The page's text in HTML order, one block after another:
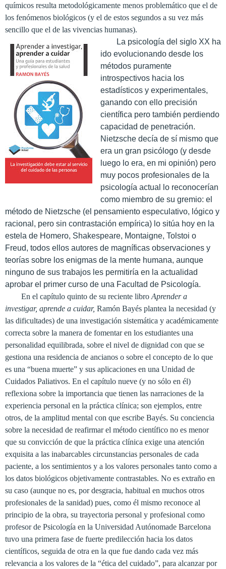
químicos resulta metodológicamente menos problemático que el de
los fenómenos biológicos (y el de estos segundos a su vez más
sencillo que el de las vivencias humanas).
La psicología del siglo XX ha
ido evolucionando desde los
métodos puramente
introspectivos hacia los
estadísticos y experimentales,
ganando con ello precisión
científica pero también perdiendo
capacidad de penetración.
Nietzsche decía de sí mismo que
era un gran psicólogo (y desde
luego lo era, en mi opinión) pero
muy pocos profesionales de la
psicología actual lo reconocerían
como miembro de su gremio: el
método de Nietzsche (el pensamiento especulativo, lógico y
racional, pero sin contrastación empírica) lo sitúa hoy en la
estela de Homero, Shakespeare, Montaigne, Tolstoi o
Freud, todos ellos autores de magníficas observaciones y
teorías sobre los enigmas de la mente humana, aunque
ninguno de sus trabajos les permitiría en la actualidad
aprobar el primer curso de una Facultad de Psicología.
En el capítulo quinto de su reciente libro Aprender a
investigar, aprende a cuidar, Ramón Bayés plantea la necesidad (y
las dificultades) de una investigación sistemática y académicamente
correcta sobre la manera de fomentar en los estudiantes una
personalidad equilibrada, sobre el nivel de dignidad con que se
gestiona una residencia de ancianos o sobre el concepto de lo que
es una “buena muerte” y sus aplicaciones en una Unidad de
Cuidados Paliativos. En el capítulo nueve (y no sólo en él)
reflexiona sobre la importancia que tienen las narraciones de la
experiencia personal en la práctica clínica; son ejemplos, entre
otros, de la amplitud mental con que escribe Bayés. Su conciencia
sobre la necesidad de reafirmar el método científico no es menor
que su convicción de que la práctica clínica exige una atención
exquisita a las inabarcables circunstancias personales de cada
paciente, a los sentimientos y a los valores personales tanto como a
los datos biológicos objetivamente contrastables. No es extraño en
su caso (aunque no es, por desgracia, habitual en muchos otros
profesionales de la sanidad) pues, como él mismo reconoce al
principio de la obra, su trayectoria personal y profesional como
profesor de Psicología en la Universidad Autónomade Barcelona
tuvo una primera fase de fuerte predilección hacia los datos
científicos, seguida de otra en la que fue dando cada vez más
relevancia a los valores de la “ética del cuidado”, para alcanzar por